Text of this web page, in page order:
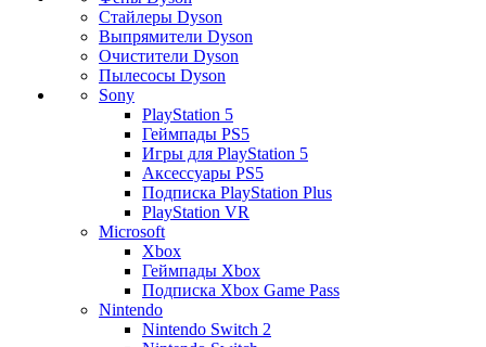
Стайлеры Dyson
Выпрямители Dyson
Очистители Dyson
Пылесосы Dyson
Sony
PlayStation 5
Геймпады PS5
Игры для PlayStation 5
Аксессуары PS5
Подписка PlayStation Plus
PlayStation VR
Microsoft
Xbox
Геймпады Xbox
Подписка Xbox Game Pass
Nintendo
Nintendo Switch 2